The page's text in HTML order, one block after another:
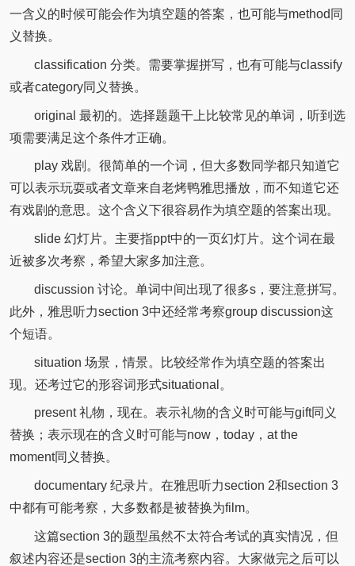
一含义的时候可能会作为填空题的答案，也可能与method同
义替换。
classification 分类。需要掌握拼写，也有可能与classify
或者category同义替换。
original 最初的。选择题题干上比较常见的单词，听到选
项需要满足这个条件才正确。
play 戏剧。很简单的一个词，但大多数同学都只知道它
可以表示玩耍或者文章来自老烤鸭雅思播放，而不知道它还
有戏剧的意思。这个含义下很容易作为填空题的答案出现。
slide 幻灯片。主要指ppt中的一页幻灯片。这个词在最
近被多次考察，希望大家多加注意。
discussion 讨论。单词中间出现了很多s，要注意拼写。
此外，雅思听力section 3中还经常考察group discussion这
个短语。
situation 场景，情景。比较经常作为填空题的答案出
现。还考过它的形容词形式situational。
present 礼物，现在。表示礼物的含义时可能与gift同义
替换；表示现在的含义时可能与now，today，at the
moment同义替换。
documentary 纪录片。在雅思听力section 2和section 3
中都有可能考察，大多数都是被替换为film。
这篇section 3的题型虽然不太符合考试的真实情况，但
叙述内容还是section 3的主流考察内容。大家做完之后可以